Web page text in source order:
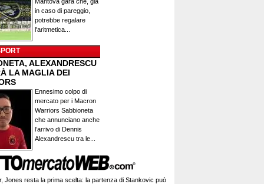
in caso di pareggio,
potrebbe regalare
l'aritmetica...
ALEXANDRESCU
LA MAGLIA DEI
Ennesimo colpo di
mercato per i Macron
Warriors Sabbioneta
che annunciano anche
l’arrivo di Dennis
Alexandrescu tra le...
Jones resta la prima scelta: la partenza di Stankovic può